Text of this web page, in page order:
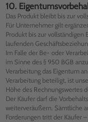
10.
Das Produkt bleibt bis zur
Für Unternehmer gilt
Produkt bis zur vollständigen
laufenden
Im Falle der Be- oder
im Sinne des § 950 BGB
Verarbeitung das Eigentum
Verarbeitung beteiligt, ist
Höhe des Rechnungswertes
Der Käufer darf die
weiterveräußern. Sämtliche
Forderungen tritt der Käufer